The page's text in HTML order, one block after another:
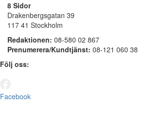
8 Sidor
Drakenbergsgatan 39
117 41 Stockholm
Redaktionen: 08-580 02 867
Prenumerera/Kundtjänst: 08-121 060 38
Följ oss:
Facebook